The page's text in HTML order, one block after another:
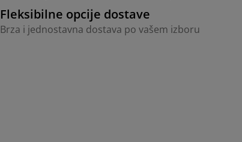
Fleksibilne opcije dostave
Brza i jednostavna dostava po vašem izboru